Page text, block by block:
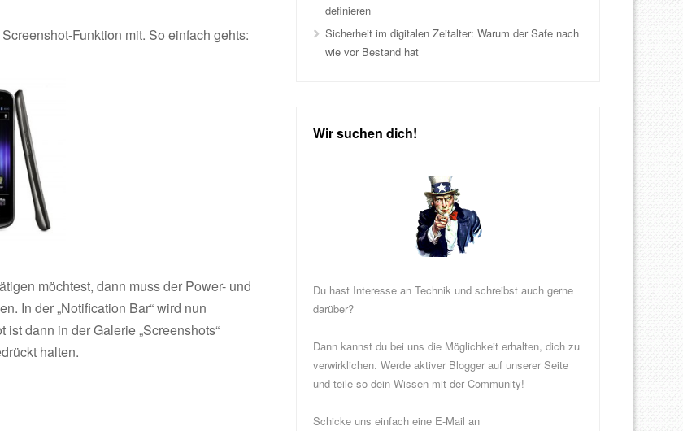
Funktion mit. So einfach gehts:
möchtest, dann muss der Power- und
In der „Notification Bar“ wird nun
dann in der Galerie „Screenshots“
halten.
definieren
Sicherheit im digitalen Zeitalter: Warum der Safe nach
wie vor Bestand hat
Wir suchen dich!
Du hast Interesse an Technik und schreibst auch gerne
darüber?
Dann kannst du bei uns die Möglichkeit erhalten, dich zu
verwirklichen. Werde aktiver Blogger auf unserer Seite
und teile so dein Wissen mit der Community!
Schicke uns einfach eine E-Mail an